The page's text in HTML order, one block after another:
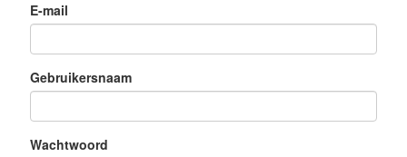
E-mail
Gebruikersnaam
Wachtwoord